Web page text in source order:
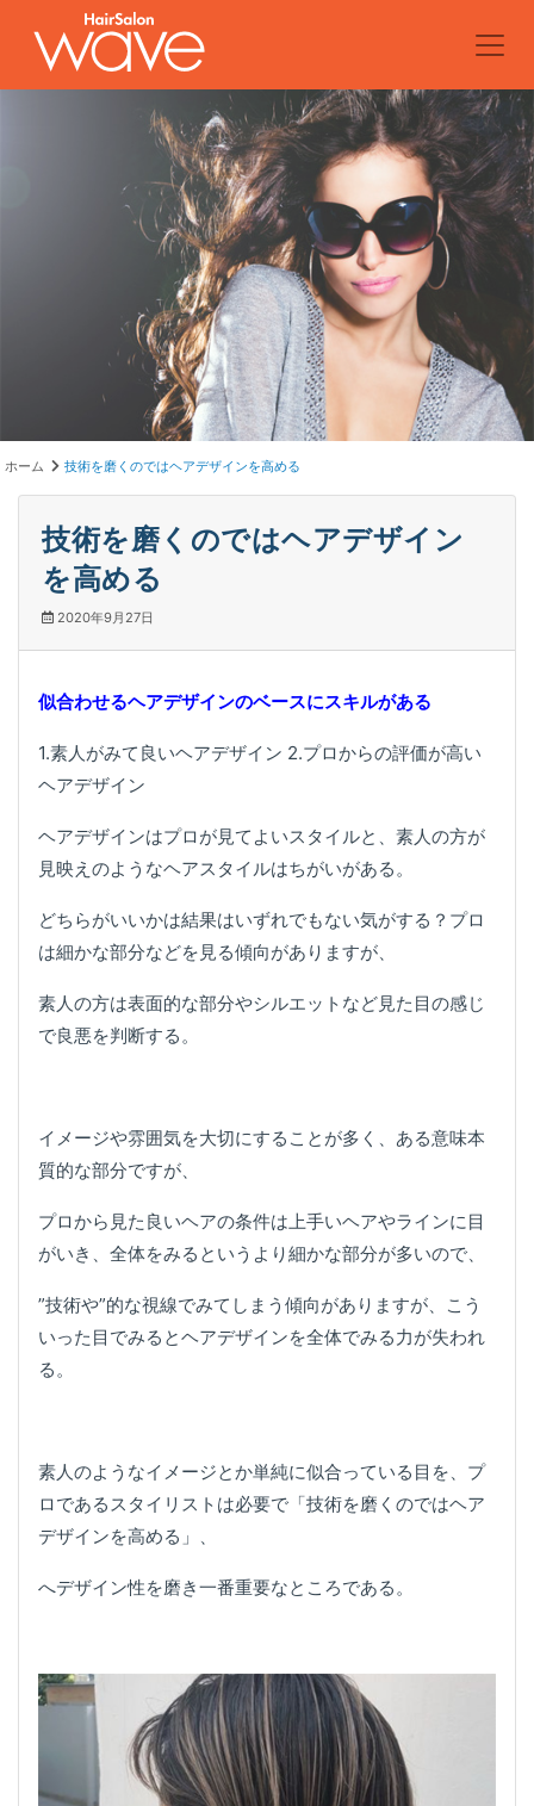
ホーム 技術を磨くのではヘアデザインを高める
技術を磨くのではヘアデザイン
を高める
2020年9月27日
似合わせるヘアデザインのベースにスキルがある
1.素人がみて良いヘアデザイン 2.プロからの評価が高い
ヘアデザイン
ヘアデザインはプロが見てよいスタイルと、素人の方が
見映えのようなヘアスタイルはちがいがある。
どちらがいいかは結果はいずれでもない気がする？プロ
は細かな部分などを見る傾向がありますが、
素人の方は表面的な部分やシルエットなど見た目の感じ
で良悪を判断する。
イメージや雰囲気を大切にすることが多く、ある意味本
質的な部分ですが、
プロから見た良いヘアの条件は上手いヘアやラインに目
がいき、全体をみるというより細かな部分が多いので、
”技術や”的な視線でみてしまう傾向がありますが、こう
いった目でみるとヘアデザインを全体でみる力が失われ
る。
素人のようなイメージとか単純に似合っている目を、プ
ロであるスタイリストは必要で「技術を磨くのではヘア
デザインを高める」、
へデザイン性を磨き一番重要なところである。